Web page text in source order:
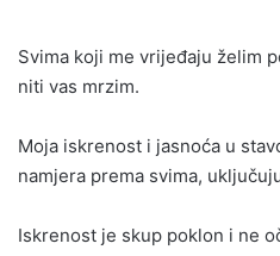
Svima koji me vrijeđaju želim
niti vas mrzim.
Moja iskrenost i jasnoća u
namjera prema svima,
Iskrenost je skup poklon i ne